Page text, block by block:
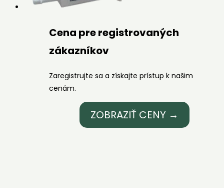
Cena pre registrovaných
zákazníkov
Zaregistrujte sa a získajte prístup k našim
cenám.
ZOBRAZIŤ CENY →